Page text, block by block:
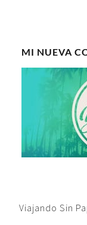
MI NUEVA
Viajando Sin